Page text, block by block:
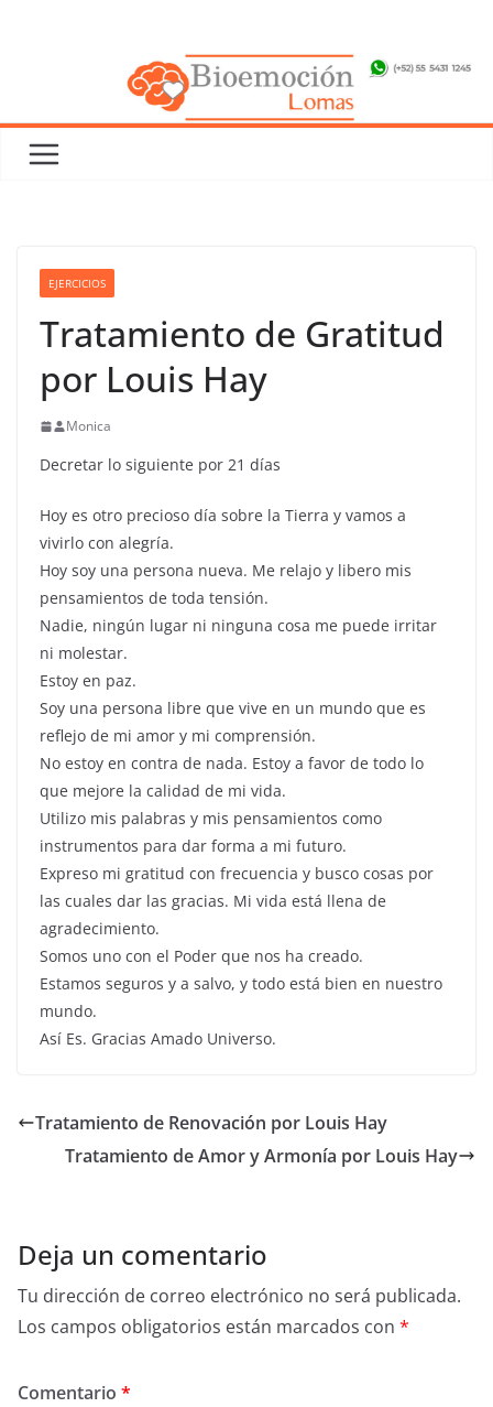
EJERCICIOS
Tratamiento de Gratitud
por Louis Hay
Monica
Decretar lo siguiente por 21 días
Hoy es otro precioso día sobre la Tierra y vamos a
vivirlo con alegría.
Hoy soy una persona nueva. Me relajo y libero mis
pensamientos de toda tensión.
Nadie, ningún lugar ni ninguna cosa me puede irritar
ni molestar.
Estoy en paz.
Soy una persona libre que vive en un mundo que es
reflejo de mi amor y mi comprensión.
No estoy en contra de nada. Estoy a favor de todo lo
que mejore la calidad de mi vida.
Utilizo mis palabras y mis pensamientos como
instrumentos para dar forma a mi futuro.
Expreso mi gratitud con frecuencia y busco cosas por
las cuales dar las gracias. Mi vida está llena de
agradecimiento.
Somos uno con el Poder que nos ha creado.
Estamos seguros y a salvo, y todo está bien en nuestro
mundo.
Así Es. Gracias Amado Universo.
Tratamiento de Renovación por Louis Hay
Tratamiento de Amor y Armonía por Louis Hay
Deja un comentario
Tu dirección de correo electrónico no será publicada.
Los campos obligatorios están marcados con *
Comentario *